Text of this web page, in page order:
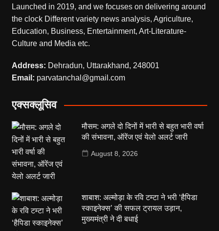
Launched in 2019, and we focuses on delivering around
the clock Different variety news analysis, Agriculture,
Education, Business, Entertainment, Art-Literature-
Culture and Media etc.
Address: Dehradun, Uttarakhand, 248001
Email: parvatanchal@gmail.com
एक्सक्लूसिव
मौसम: अगले दो दिनों में भारी से बहुत भारी वर्षा
की संभावना, ऑरेंज एवं येलो अलर्ट जारी
August 8, 2026
शाबाश: अल्मोड़ा के रवि टम्टा ने भरी ‘हैपिडा
स्काइनेक्स’ की सफल ट्रायल उड़ान,
मुख्यमंत्री ने दी बधाई